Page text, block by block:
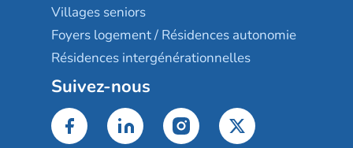
Villages seniors
Foyers logement / Résidences autonomie
Résidences intergénérationnelles
Suivez-nous